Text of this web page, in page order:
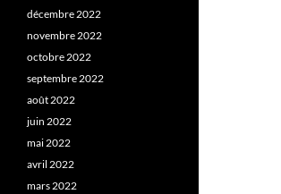
décembre 2022
novembre 2022
octobre 2022
septembre 2022
août 2022
juin 2022
mai 2022
avril 2022
mars 2022